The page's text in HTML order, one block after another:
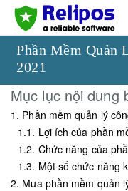
Phần Mềm Quản
2021
Mục lục nội dung
1. Phần mềm quản lý
1.1. Lợi ích của phần
1.2. Chức năng của
1.3. Một số chức năng
2. Mua phần mềm quản